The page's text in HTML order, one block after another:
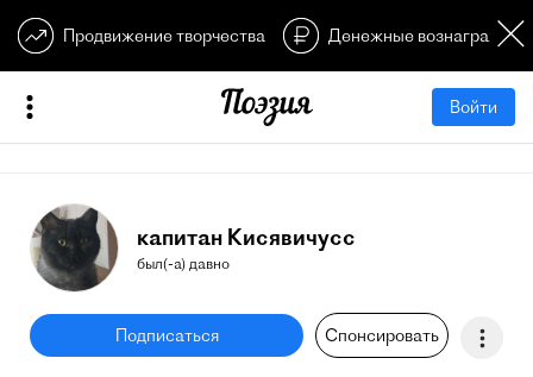
Продвижение творчества Денежные
Войти
капитан Кисявичусс
был(-а) давно
Подписаться Спонсировать